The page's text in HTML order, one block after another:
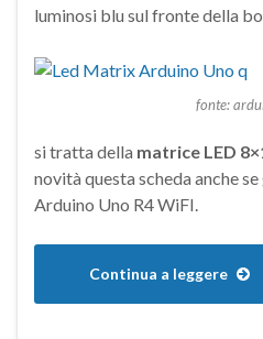
luminosi blu sul fronte della
fonte:
si tratta della matrice LED
novità questa scheda anche
Arduino Uno R4 WiFI.
Continua a leggere